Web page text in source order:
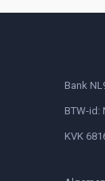
Bank
BTW-id:
KVK